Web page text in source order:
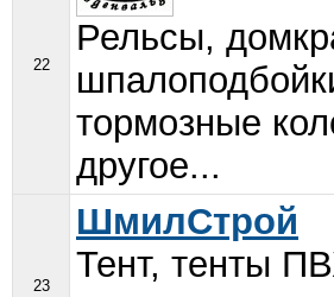
22
Рельсы,
тормозные
другое...
23
ШмилСтрой
Тент, тенты